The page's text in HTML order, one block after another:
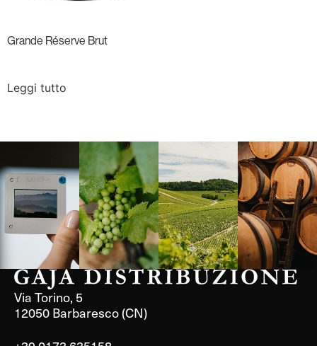
Grande Réserve Brut
Leggi tutto
Borgogna,
Francia
Borgogna,
Francia
Instagram
Via Torino, 5
12050 Barbaresco (CN)